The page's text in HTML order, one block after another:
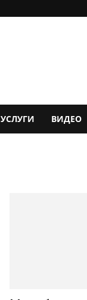
УСЛУГИ ВИДЕО